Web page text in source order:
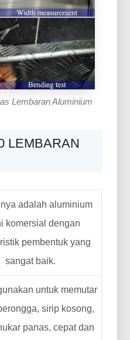
Lembaran Aluminium
LEMBARAN
adalah aluminium
komersial dengan
pembentuk yang
sangat baik.
untuk memutar
sirip kosong,
panas, cepat dan